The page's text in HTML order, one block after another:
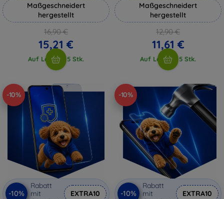
Maßgeschneidert
hergestellt
16,90 €
15,21 €
Auf Lager > 5 Stk.
Maßgeschneidert
hergestellt
12,90 €
11,61 €
Auf Lager > 5 Stk.
-10%
-10%
Rabatt
mit
EXTRA10
-10%
-10%
Rabatt
mit
EXTRA10